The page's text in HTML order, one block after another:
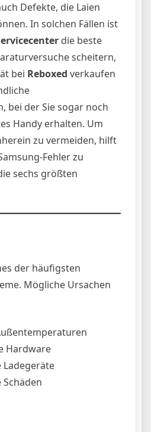
Defekte, die Laien
In solchen Fällen ist
die beste
scheitern,
bei Reboxed verkaufen
bei der Sie sogar noch
Handy erhalten. Um
zu vermeiden, hilft
Fehler zu
sechs größten
der häufigsten
Mögliche Ursachen
Hardware
Ladegeräte